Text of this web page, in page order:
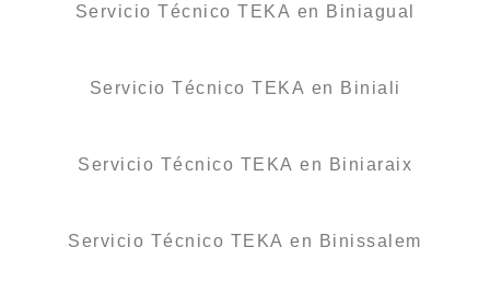
Servicio Técnico TEKA en Biniagual
Servicio Técnico TEKA en Biniali
Servicio Técnico TEKA en Biniaraix
Servicio Técnico TEKA en Binissalem